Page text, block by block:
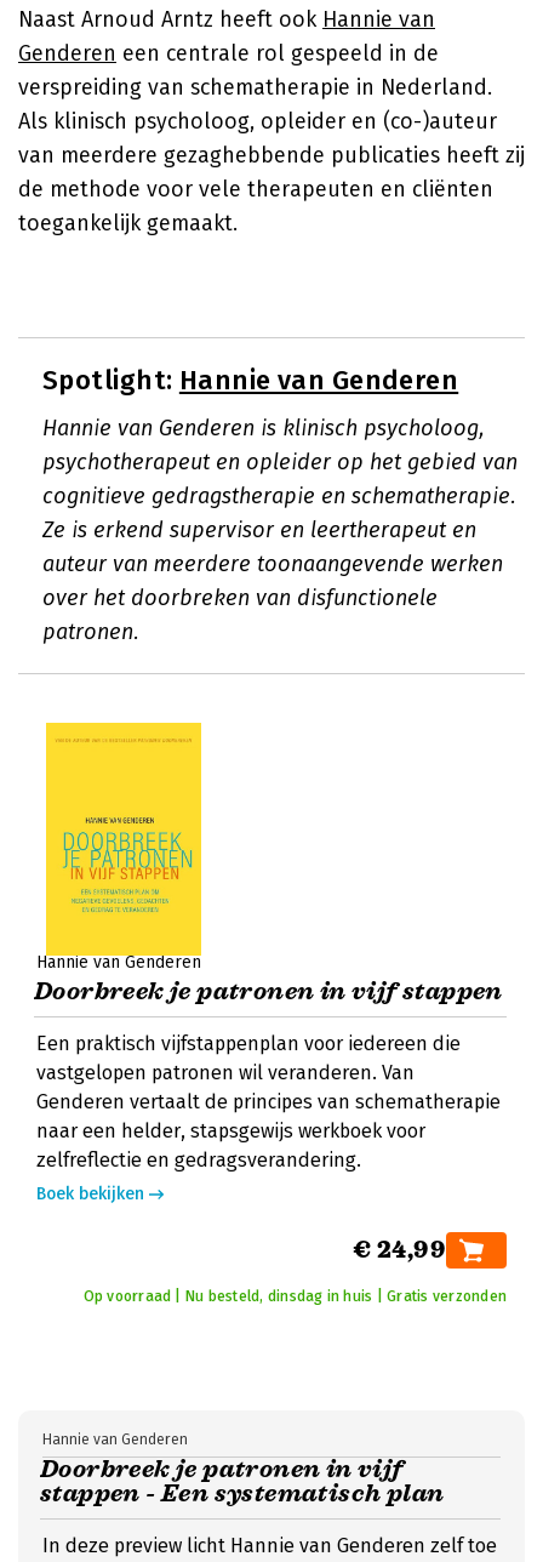
Naast Arnoud Arntz heeft ook Hannie van
Genderen een centrale rol gespeeld in de
verspreiding van schematherapie in Nederland.
Als klinisch psycholoog, opleider en (co-)auteur
van meerdere gezaghebbende publicaties heeft zij
de methode voor vele therapeuten en cliënten
toegankelijk gemaakt.
Spotlight: Hannie van Genderen
Hannie van Genderen is klinisch psycholoog,
psychotherapeut en opleider op het gebied van
cognitieve gedragstherapie en schematherapie.
Ze is erkend supervisor en leertherapeut en
auteur van meerdere toonaangevende werken
over het doorbreken van disfunctionele
patronen.
Hannie van Genderen
Doorbreek je patronen in vijf stappen
Een praktisch vijfstappenplan voor iedereen die
vastgelopen patronen wil veranderen. Van
Genderen vertaalt de principes van schematherapie
naar een helder, stapsgewijs werkboek voor
zelfreflectie en gedragsverandering.
Boek bekijken
€ 24,99
Op voorraad | Nu besteld, dinsdag in huis | Gratis verzonden
Doorbreek je patronen in vijf
stappen - Een systematisch plan
Hannie van Genderen
In deze preview licht Hannie van Genderen zelf toe